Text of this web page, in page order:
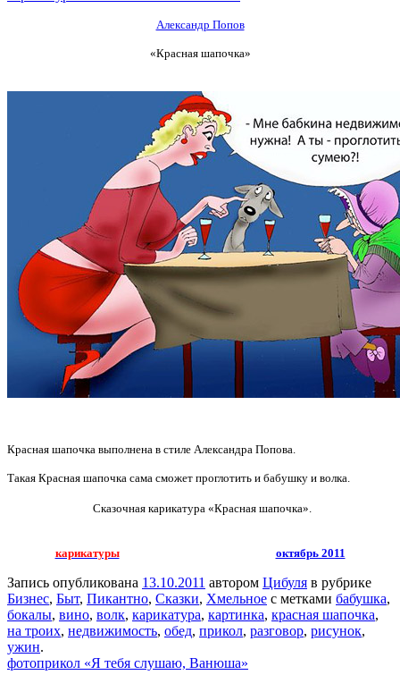
Александр Попов
«Красная шапочка»
Красная шапочка выполнена в стиле Александра Попова.
Такая Красная шапочка сама сможет проглотить и бабушку и волка.
Сказочнаякарикатура «Красная шапочка».
карикатуры октябрь 2011
Запись опубликована 13.10.2011 автором Цибуля в рубрике
Бизнес, Быт, Пикантно, Сказки, Хмельное с метками бабушка,
бокалы, вино, волк, карикатура, картинка, красная шапочка,
на троих, недвижимость, обед, прикол, разговор, рисунок,
ужин.
фотоприкол «Я тебя слушаю, Ванюша»